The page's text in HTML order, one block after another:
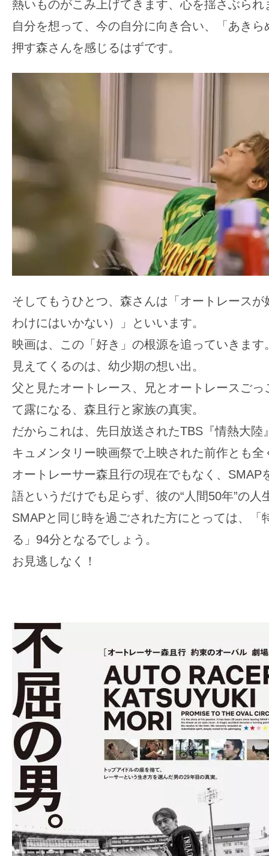
熱いものがこみ上げてきます、心を揺さぶられ
自分を想って、今の自分に向き合い、「あき
押す森さんを感じるはずです。
そしてもうひとつ、森さんは「オートレース
わけにはいかない）」といいます。
映画は、この「好き」の根源を追っていきます
見えてくるのは、幼少期の想い出。
父と見たオートレース、兄とオートレースごっ
て露になる、森且行と家族の真実。
だからこれは、先日放送されたTBS『情熱大陸
キュメンタリー映画祭で上映された前作とも全
オートレーサー森且行の現在でもなく、SMAP
語というだけでも足らず、彼の“人間50年”の人
SMAPと同じ時を過ごされた方にとっては、「
る」94分となるでしょう。
お見逃しなく！